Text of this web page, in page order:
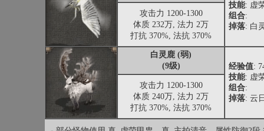
技能: 虚
组合:
掉落: 白
攻击力 1200-1300
体质 232万, 法力 2万
打抗 370%, 法抗 370%
白灵鹿 (弱)
(9级)
经验值:
技能: 虚
组合:
掉落: 云
攻击力 1200-1300
体质 240万, 法力 2万
打抗 370%, 法抗 370%